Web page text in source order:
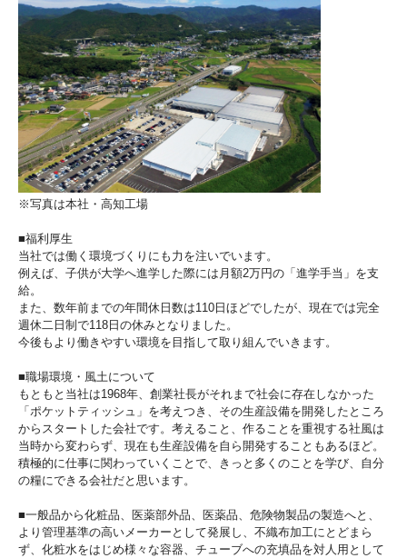
※写真は本社・高知工場
■福利厚生
当社では働く環境づくりにも力を注いでいます。
例えば、子供が大学へ進学した際には月額2万円の「進学手当」を支
給。
また、数年前までの年間休日数は110日ほどでしたが、現在では完全
週休二日制で118日の休みとなりました。
今後もより働きやすい環境を目指して取り組んでいきます。
■職場環境・風土について
もともと当社は1968年、創業社長がそれまで社会に存在しなかった
「ポケットティッシュ」を考えつき、その生産設備を開発したところ
からスタートした会社です。考えること、作ることを重視する社風は
当時から変わらず、現在も生産設備を自ら開発することもあるほど。
積極的に仕事に関わっていくことで、きっと多くのことを学び、自分
の糧にできる会社だと思います。
■一般品から化粧品、医薬部外品、医薬品、危険物製品の製造へと、
より管理基準の高いメーカーとして発展し、不織布加工にとどまら
ず、化粧水をはじめ様々な容器、チューブへの充填品を対人用として